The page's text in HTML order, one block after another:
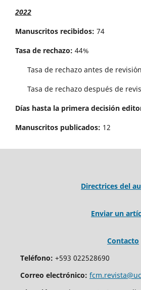
2022
Manuscritos recibidos: 74
Tasa de rechazo: 44%
Tasa de rechazo antes de
Tasa de rechazo después de
Días hasta la primera decisión
Manuscritos publicados: 12
Directrices del
Enviar un
Contacto
Teléfono: +593 022528690
Correo electrónico: